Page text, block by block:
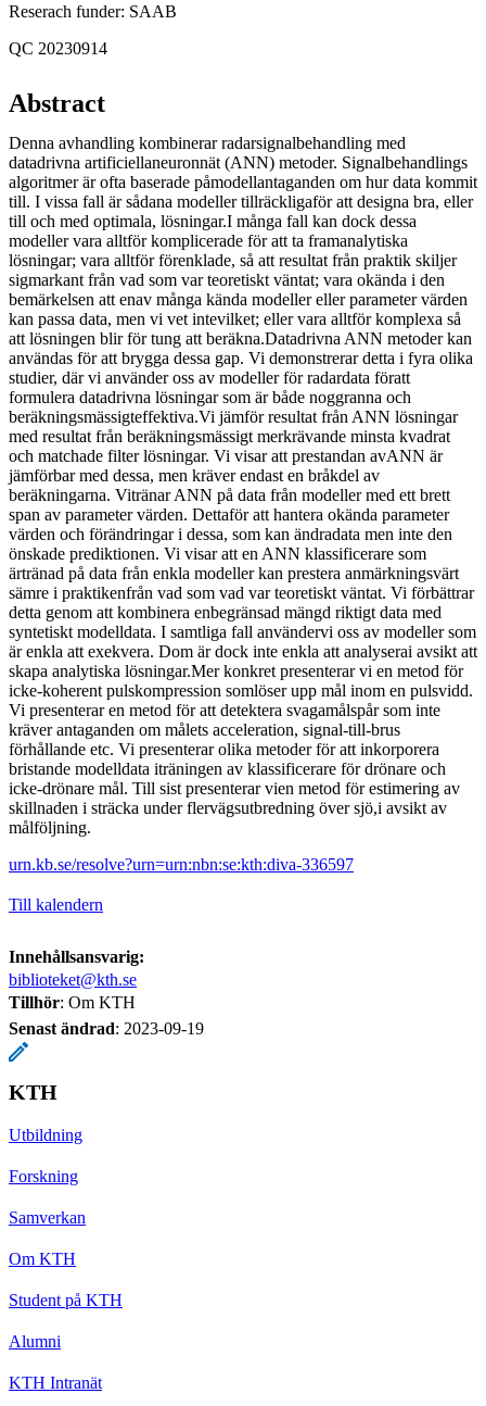
Reserach funder: SAAB
QC 20230914
Abstract
Denna avhandling kombinerar radarsignalbehandling med
datadrivna artificiellaneuronnät (ANN) metoder. Signalbehandlings
algoritmer är ofta baserade påmodellantaganden om hur data kommit
till. I vissa fall är sådana modeller tillräckligaför att designa bra, eller
till och med optimala, lösningar.I många fall kan dock dessa
modeller vara alltför komplicerade för att ta framanalytiska
lösningar; vara alltför förenklade, så att resultat från praktik skiljer
sigmarkant från vad som var teoretiskt väntat; vara okända i den
bemärkelsen att enav många kända modeller eller parameter värden
kan passa data, men vi vet intevilket; eller vara alltför komplexa så
att lösningen blir för tung att beräkna.Datadrivna ANN metoder kan
användas för att brygga dessa gap. Vi demonstrerar detta i fyra olika
studier, där vi använder oss av modeller för radardata föratt
formulera datadrivna lösningar som är både noggranna och
beräkningsmässigteffektiva.Vi jämför resultat från ANN lösningar
med resultat från beräkningsmässigt merkrävande minsta kvadrat
och matchade filter lösningar. Vi visar att prestandan avANN är
jämförbar med dessa, men kräver endast en bråkdel av
beräkningarna. Vitränar ANN på data från modeller med ett brett
span av parameter värden. Dettaför att hantera okända parameter
värden och förändringar i dessa, som kan ändradata men inte den
önskade prediktionen. Vi visar att en ANN klassificerare som
ärtränad på data från enkla modeller kan prestera anmärkningsvärt
sämre i praktikenfrån vad som vad var teoretiskt väntat. Vi förbättrar
detta genom att kombinera enbegränsad mängd riktigt data med
syntetiskt modelldata. I samtliga fall användervi oss av modeller som
är enkla att exekvera. Dom är dock inte enkla att analyserai avsikt att
skapa analytiska lösningar.Mer konkret presenterar vi en metod för
icke-koherent pulskompression somlöser upp mål inom en pulsvidd.
Vi presenterar en metod för att detektera svagamålspår som inte
kräver antaganden om målets acceleration, signal-till-brus
förhållande etc. Vi presenterar olika metoder för att inkorporera
bristande modelldata iträningen av klassificerare för drönare och
icke-drönare mål. Till sist presenterar vien metod för estimering av
skillnaden i sträcka under flervägsutbredning över sjö,i avsikt av
målföljning.
urn.kb.se/resolve?urn=urn:nbn:se:kth:diva-336597
Till kalendern
Innehållsansvarig:
biblioteket@kth.se
Tillhör: Om KTH
Senast ändrad: 2023-09-19
KTH
Utbildning
Forskning
Samverkan
Om KTH
Student på KTH
Alumni
KTH Intranät